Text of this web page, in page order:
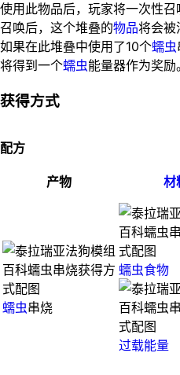
使用此物品后，玩家将一次性召
召唤后，这个堆叠的物品将会被
如果在此堆叠中使用了10个蠕虫
将得到一个蠕虫能量器作为奖励。
获得方式
配方
产物 材
蠕虫串烧
蠕虫食物
过载能量